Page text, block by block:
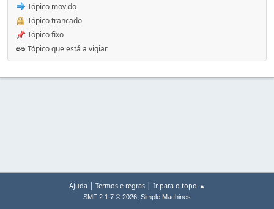
Tópico movido
Tópico trancado
Tópico fixo
Tópico que está a vigiar
Ajuda| Termos e regras| Ir para o topo ▲
SMF 2.1.7 © 2026, Simple Machines